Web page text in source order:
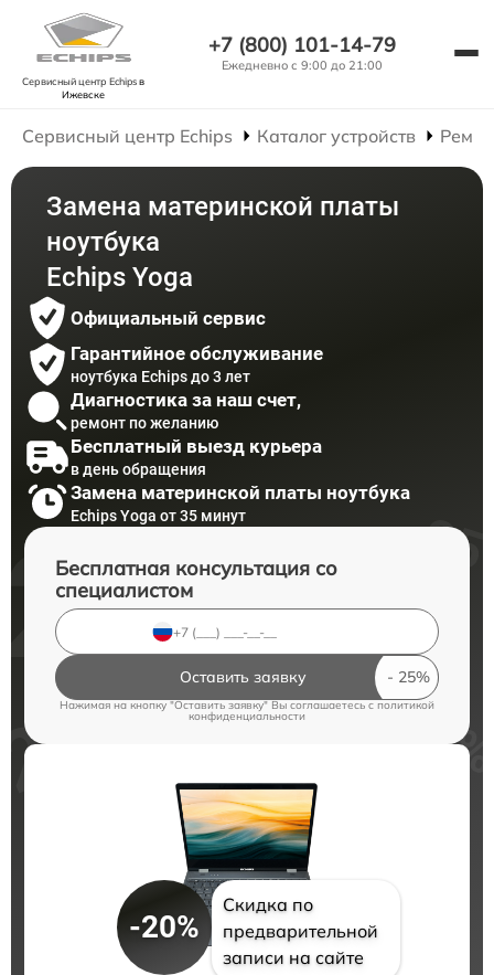
Сервисный центр Echipsв
Ижевске
+7 (800) 101-14-79
Ежедневно с 9:00 до 21:00
Сервисный центр Echips Каталог устройств
Замена материнской платы
ноутбука
Echips Yoga
Официальный сервис
Гарантийное обслуживание
ноутбука Echips до 3 лет
Диагностика за наш счет,
ремонт по желанию
Бесплатный выезд курьера
в день обращения
Замена материнской платы ноутбука
Echips Yoga от 35 минут
Бесплатная консультация со
специалистом
Оставить заявку
Нажимая на кнопку "Оставить заявку" Вы соглашаетесь cполитикой
конфиденциальности
-20%
Скидка по
предварительной
записи на сайте